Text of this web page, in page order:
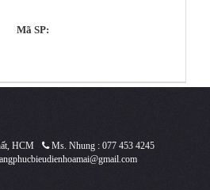
Mã SP:
HCM
Ms. Nhung : 077 453 4245